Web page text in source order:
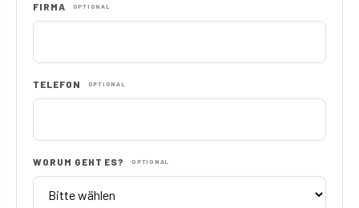
FIRMA OPTIONAL
TELEFON OPTIONAL
WORUM GEHT ES? OPTIONAL